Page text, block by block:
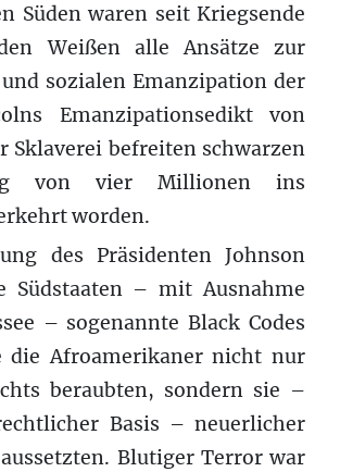
Süden waren seit Kriegsende
Weißen alle Ansätze zur
sozialen Emanzipation der
Emanzipationsedikt von
Sklaverei befreiten schwarzen
von vier Millionen ins
worden.
des Präsidenten Johnson
Südstaaten – mit Ausnahme
– sogenannte Black Codes
die Afroamerikaner nicht nur
beraubten, sondern sie –
Basis – neuerlicher
Blutiger Terror war